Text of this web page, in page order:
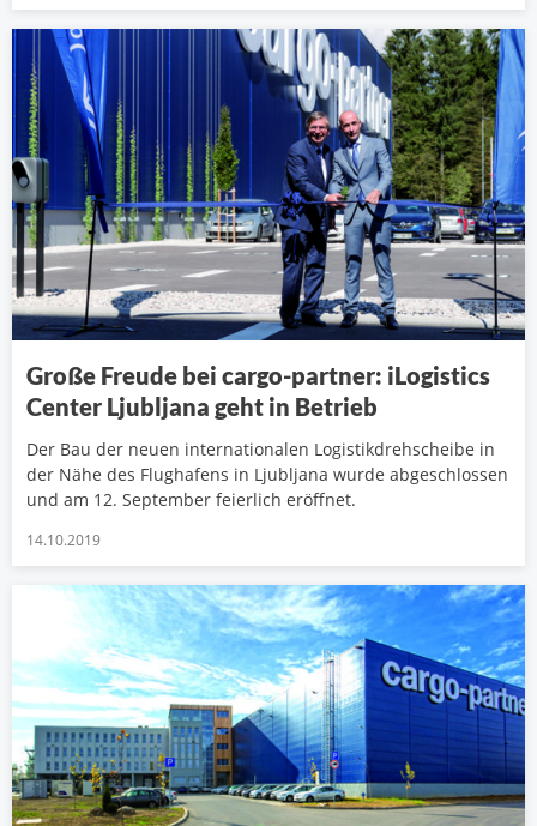
Große Freude bei cargo-partner: iLogistics
Center Ljubljana geht in Betrieb
Der Bau der neuen internationalen Logistikdrehscheibe in
der Nähe des Flughafens in Ljubljana wurde abgeschlossen
und am 12. September feierlich eröffnet.
14.10.2019